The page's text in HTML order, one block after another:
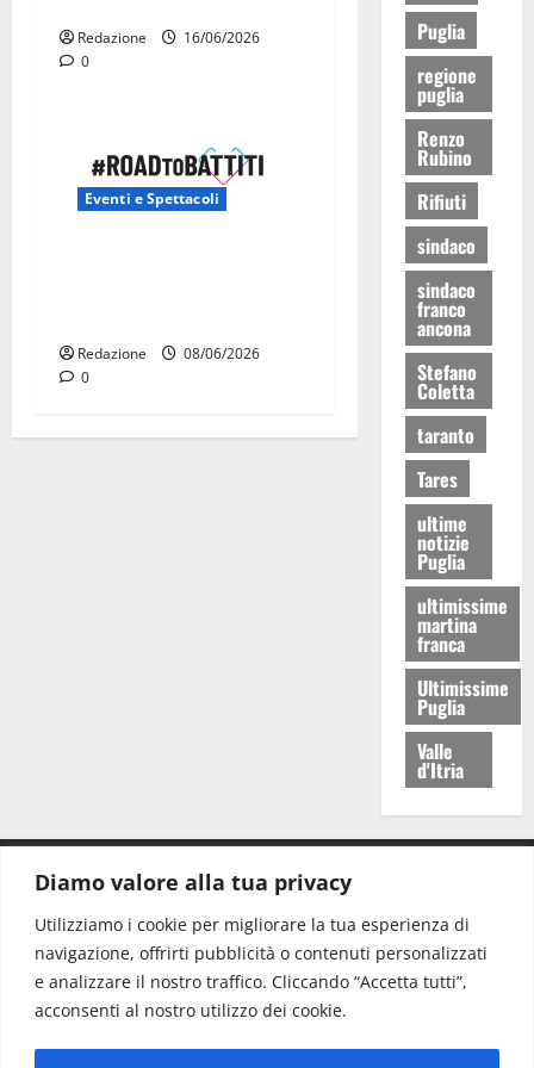
Diamo valore alla tua privacy
Utilizziamo i cookie per migliorare la tua esperienza di
navigazione, offrirti pubblicità o contenuti personalizzati
e analizzare il nostro traffico. Cliccando “Accetta tutti”,
acconsenti al nostro utilizzo dei cookie.
Redazione
16/06/2026
0
Eventi e Spettacoli
Redazione
08/06/2026
0
Puglia
regione
puglia
Renzo
Rubino
Rifiuti
sindaco
sindaco
franco
ancona
Stefano
Coletta
taranto
Tares
ultime
notizie
Puglia
ultimissime
martina
franca
Ultimissime
Puglia
Valle
d'Itria
Redazione: redazione@www.martinasera.it
Direttore:direttore@www.martinasera.it
Info & Commerciale:info@www.martinasera.it